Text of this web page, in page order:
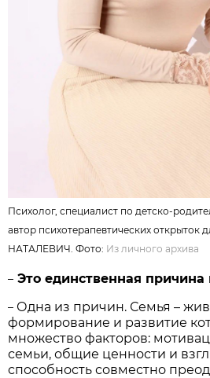
Психолог, специалист по детско-
автор психотерапевтических открыток
НАТАЛЕВИЧ. Фото: Из личного архива
– Это единственная причина
– Одна из причин. Семья –
формирование и развитие
множество факторов:
семьи, общие ценности и
способность совместно